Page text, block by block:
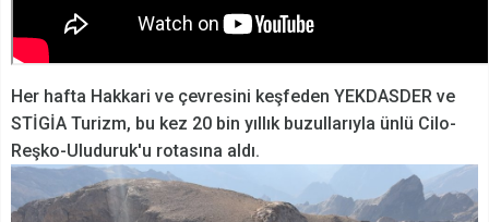
Her hafta Hakkari ve çevresini keşfeden YEKDASDER ve
STİGİA Turizm, bu kez 20 bin yıllık buzullarıyla ünlü Cilo-
Reşko-Uluduruk'u rotasına aldı.